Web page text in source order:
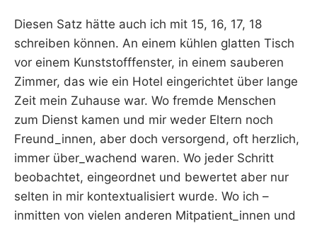
Diesen Satz hätte auch ich mit 15, 16, 17, 18
schreiben können. An einem kühlen glatten Tisch
vor einem Kunststofffenster, in einem sauberen
Zimmer, das wie ein Hotel eingerichtet über lange
Zeit mein Zuhause war. Wo fremde Menschen
zum Dienst kamen und mir weder Eltern noch
Freund_innen, aber doch versorgend, oft herzlich,
immer über_wachend waren. Wo jeder Schritt
beobachtet, eingeordnet und bewertet aber nur
selten in mir kontextualisiert wurde. Wo ich –
inmitten von vielen anderen Mitpatient_innen und